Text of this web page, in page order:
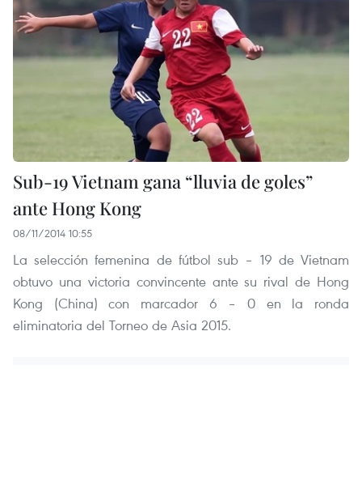
Sub-19 Vietnam gana “lluvia de goles”
ante Hong Kong
08/11/2014 10:55
La selección femenina de fútbol sub – 19 de Vietnam
obtuvo una victoria convincente ante su rival de Hong
Kong (China) con marcador 6 – 0 en la ronda
eliminatoria del Torneo de Asia 2015.